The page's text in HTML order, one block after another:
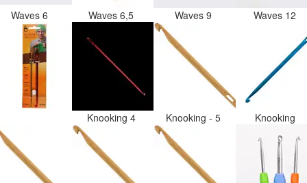
Waves 6 Waves 6,5 Waves 9 Waves 12
Knooking 4 Knooking - 5 Knooking